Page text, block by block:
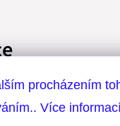
procházením
Více
• kreslení • do